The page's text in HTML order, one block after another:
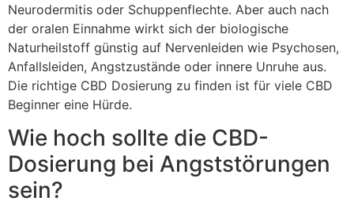
Neurodermitis oder Schuppenflechte. Aber auch nach
der oralen Einnahme wirkt sich der biologische
Naturheilstoff günstig auf Nervenleiden wie Psychosen,
Anfallsleiden, Angstzustände oder innere Unruhe aus.
Die richtige CBD Dosierung zu finden ist für viele CBD
Beginner eine Hürde.
Wie hoch sollte die CBD-
Dosierung bei Angststörungen
sein?